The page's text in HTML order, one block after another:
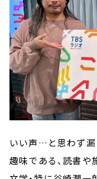
いい声…と思わず漏
趣味である、読書